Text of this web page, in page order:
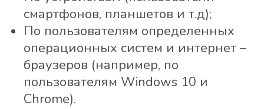
смартфонов, планшетов и т.д);
По пользователям определенных
операционных систем и интернет –
браузеров (например, по
пользователям Windows 10 и
Chrome).